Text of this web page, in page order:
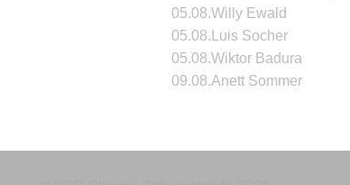
05.08.Willy Ewald
05.08. Luis Socher
05.08.Wiktor Badura
09.08.Anett Sommer